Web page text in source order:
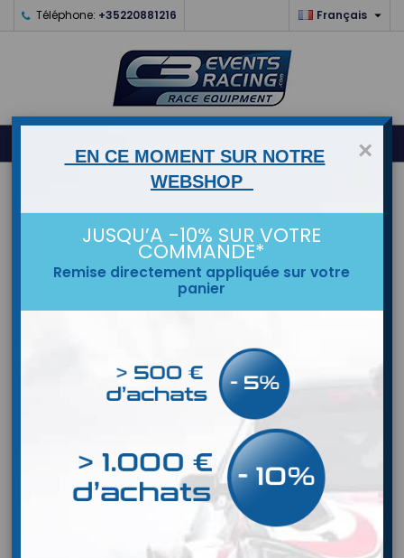
Téléphone: +35220881216 Français 
×
EN CE MOMENT SUR NOTRE
WEBSHOP
JUSQU’A -10% SUR VOTRE
COMMANDE*
Remise directement appliquée sur votre
panier